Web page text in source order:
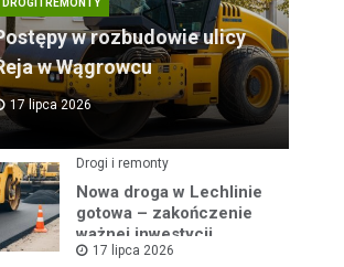
DROGI I REMONTY
w rozbudowie ulicy
w Wągrowcu
17 lipca 2026
Drogi i remonty
Nowa droga w Lechlinie
gotowa – zakończenie
ważnej inwestycji
powiatowej
17 lipca 2026